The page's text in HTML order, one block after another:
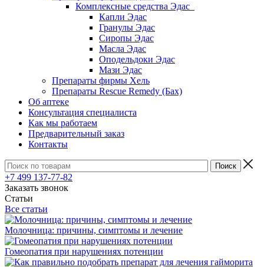
Комплексные средства Эдас
Капли Эдас
Гранулы Эдас
Сиропы Эдас
Масла Эдас
Оподельдоки Эдас
Мази Эдас
Препараты фирмы Хель
Препараты Rescue Remedy (Бах)
Об аптеке
Консультация специалиста
Как мы работаем
Предварительный заказ
Контакты
+7 499 137-77-82
Заказать звонок
Статьи
Все статьи
Молочница: причины, симптомы и лечение
Гомеопатия при нарушениях потенции